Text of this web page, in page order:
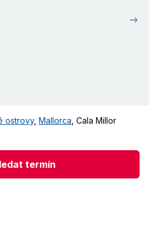
ostrovy, Mallorca Cala Millor
termín